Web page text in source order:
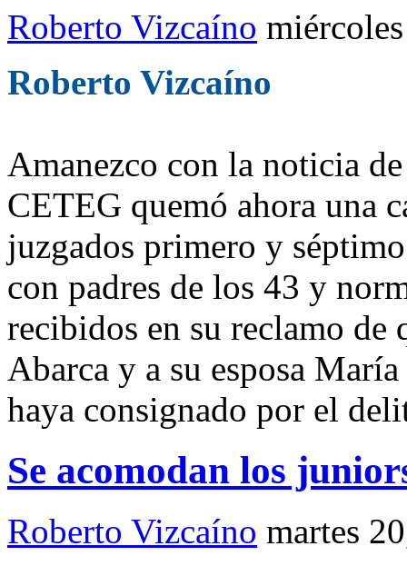
Roberto Vizcaíno
Roberto Vizcaíno
Amanezco con la noticia
CETEG quemó ahora una
juzgados primero y
con padres de los 43 y
recibidos en su reclamo de
Abarca y a su esposa
haya consignado por el
Se acomodan los
Roberto Vizcaíno martes